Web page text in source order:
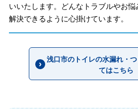
いいたします。どんなトラブルやお
解決できるように心掛けています。
浅口市のトイレの水漏れ・
てはこちら